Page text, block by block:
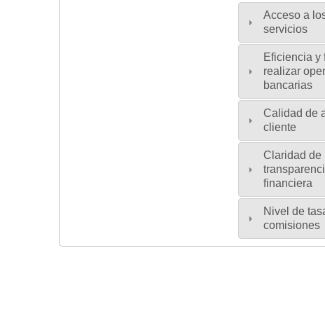
Acceso a
servicios
Eficiencia y
realizar
bancarias
Calidad de
cliente
Claridad de
financiera
Nivel de
comisiones